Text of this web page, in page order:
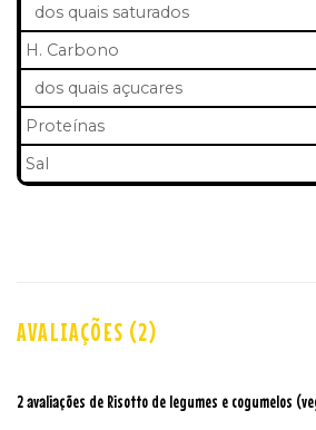
dos quais saturados
H. Carbono
dos quais açucares
Proteínas
Sal
AVALIAÇÕES (2)
2 avaliações de Risotto de legumes e cogumelos